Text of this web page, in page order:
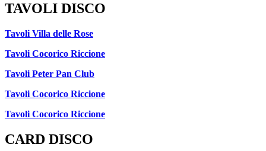
TAVOLI DISCO
Tavoli Villa delle Rose
Tavoli Cocorico Riccione
Tavoli Peter Pan Club
Tavoli Cocorico Riccione
Tavoli Cocorico Riccione
CARD DISCO